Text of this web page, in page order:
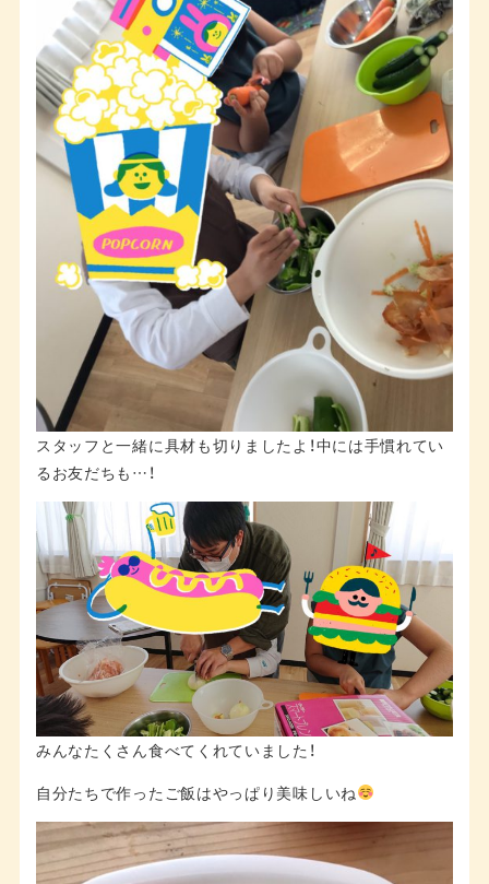
スタッフと一緒に具材も切りましたよ！中には手慣れてい
るお友だちも…！
みんなたくさん食べてくれていました！
自分たちで作ったご飯はやっぱり美味しいね